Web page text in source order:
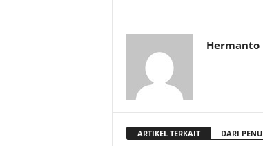
Hermanto
ARTIKEL TERKAIT DARI